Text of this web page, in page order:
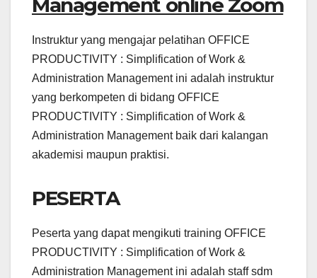
Management online Zoom
Instruktur yang mengajar pelatihan OFFICE
PRODUCTIVITY : Simplification of Work &
Administration Management ini adalah instruktur
yang berkompeten di bidang OFFICE
PRODUCTIVITY : Simplification of Work &
Administration Management baik dari kalangan
akademisi maupun praktisi.
PESERTA
Peserta yang dapat mengikuti training OFFICE
PRODUCTIVITY : Simplification of Work &
Administration Management ini adalah staff sdm